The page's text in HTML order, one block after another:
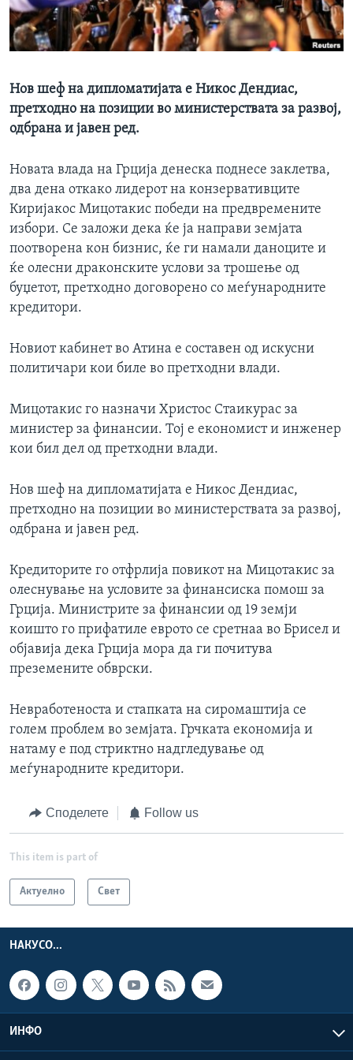
ИНТЕРВЈУА
Јазици
Нов шеф на дипломатијата е Никос Дендиас,
претходно на позиции во министерствата за развој,
одбрана и јавен ред.
Новата влада на Грција денеска поднесе заклетва,
два дена откако лидерот на конзервативците
Киријакос Мицотакис победи на предвремените
избори. Се заложи дека ќе ја направи земјата
поотворена кон бизнис, ќе ги намали даноците и
ќе олесни драконските услови за трошење од
буџетот, претходно договорено со меѓународните
кредитори.
Новиот кабинет во Атина е составен од искусни
политичари кои биле во претходни влади.
Мицотакис го назначи Христос Стаикурас за
министер за финансии. Тој е економист и инженер
кои бил дел од претходни влади.
Нов шеф на дипломатијата е Никос Дендиас,
претходно на позиции во министерствата за развој,
одбрана и јавен ред.
Кредиторите го отфрлија повикот на Мицотакис за
олеснување на условите за финансиска помош за
Грција. Министрите за финансии од 19 земји
коишто го прифатиле еврото се сретнаа во Брисел и
објавија дека Грција мора да ги почитува
преземените обврски.
Невработеноста и стапката на сиромаштија се
голем проблем во земјата. Грчката економија и
натаму е под стриктно надгледување од
меѓународните кредитори.
Споделете Follow us
This item is part of
Актуелно Свет
НАКУСО...
ИНФО